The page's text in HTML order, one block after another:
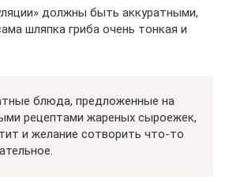
должны быть аккуратными,
шляпка гриба очень тонкая и
блюда, предложенные на
рецептами жареных сыроежек,
и желание сотворить что-то